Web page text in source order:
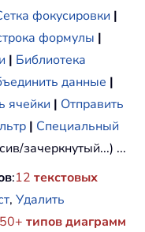
фокусировки |
формулы |
| Библиотека
данные |
ячейки | Отправить
| Специальный
зачеркнутый...) ...
:12 текстовых
, Удалить
50+ типов диаграмм